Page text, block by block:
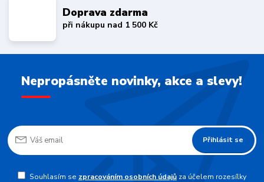
Doprava zdarma
při nákupu nad 1 500 Kč
Nepropásněte novinky, akce a slevy!
Přihlásit se
Souhlasím se zpracováním osobních údajůza účelem rozesílky